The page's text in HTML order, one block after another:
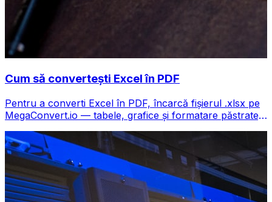
Cum să convertești Excel în PDF
Pentru a converti Excel în PDF, încarcă fișierul .xlsx pe
MegaConvert.io — tabele, grafice și formatare păstrate,